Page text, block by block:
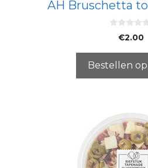
AH Bruschetta
5
€2.00
Bestellen op